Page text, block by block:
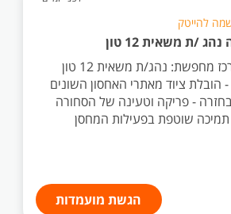
/ת משאית 12 טון
חברה מובילה במרכז מחפשת: נהג/ת משאית 12 טון
ציוד מאתרי האחסון השונים
- פריקה וטעינה של הסחורה
שוטפת בפעילות המחסן
הגשת מועמדות